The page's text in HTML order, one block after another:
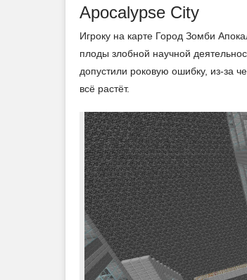
Apocalypse City
Игроку на карте Город Зомби
плоды злобной научной
допустили роковую ошибку, из-за
всё растёт.